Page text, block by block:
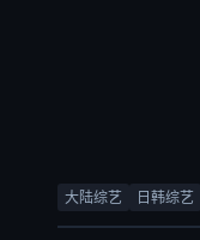
大陆综艺 日韩综艺
综艺
2026/中国大陆
大陆综艺